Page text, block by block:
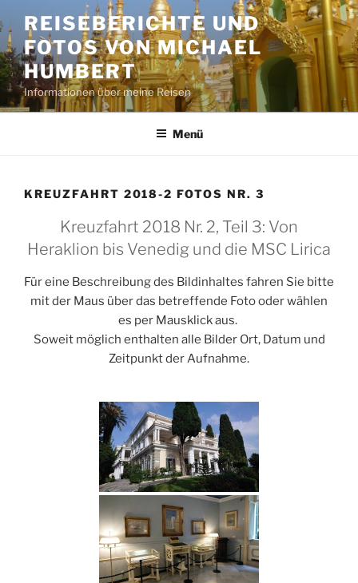
Inhalt
springen
REISEBERICHTE UND
FOTOS VON MICHAEL
HUMBERT
Informationen über meine Reisen
Menü
KREUZFAHRT 2018-2 FOTOS NR. 3
Kreuzfahrt 2018 Nr. 2, Teil 3: Von
Heraklion bis Venedig und die MSC Lirica
Für eine Beschreibung des Bildinhaltes fahren Sie bitte
mit der Maus über das betreffende Foto oder wählen
es per Mausklick aus.
Soweit möglich enthalten alle Bilder Ort, Datum und
Zeitpunkt der Aufnahme.